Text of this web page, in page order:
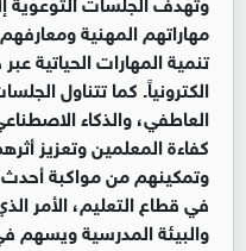
مهاراتهم المهنية
تنمية المهارات الحياتية
الكترونياً. كما تتناول
العاطفي، والذكاء
كفاءة المعلمين وتعزيز
وتمكينهم من مواكبة
في قطاع التعليم، الأمر
والبيئة المدرسية ويسهم